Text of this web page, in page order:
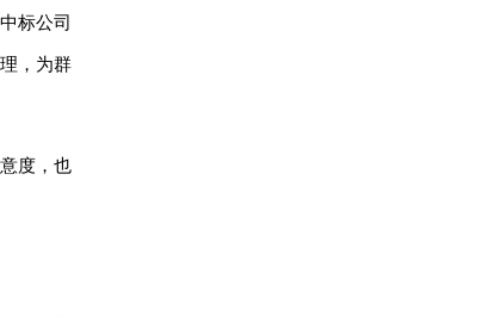
标公司
，为群
度，也